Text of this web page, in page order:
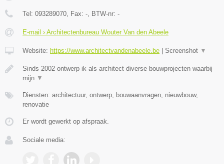
Tel: 093289070, Fax: -, BTW-nr: -
E-mail › Architectenbureau Wouter Van den Abeele
Website: https://www.architectvandenabeele.be Screenshot ▼
Sinds 2002 ontwerp ik als architect diverse bouwprojecten waarbij
mijn ▼
Diensten: architectuur, ontwerp, bouwaanvragen, nieuwbouw,
renovatie
Er wordt gewerkt op afspraak.
Sociale media: